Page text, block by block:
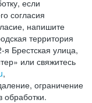
если
согласия
напишите
территория
Брестская улица,
или свяжитесь
,
ограничение
обработки.